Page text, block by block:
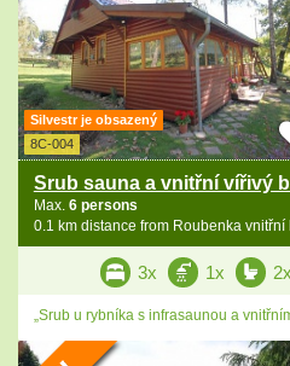
Silvestr je obsazený
8C-004
Srub sauna a vnitřní vířivý
Max. 6 persons
0.1 km distance from Roubenka
3x 1x 2x
„Srub u rybníka s infrasaunou a